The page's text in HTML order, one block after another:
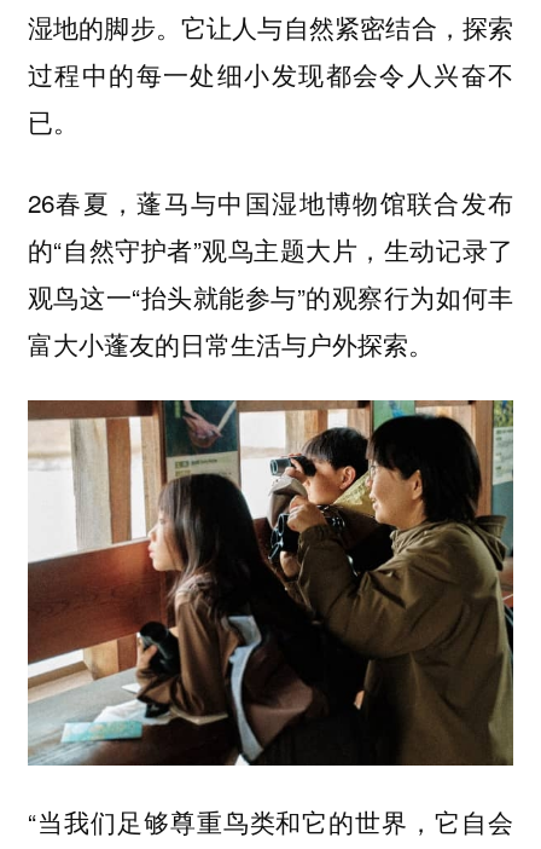
湿地的脚步。它让人与自然紧密结合，探索
过程中的每一处细小发现都会令人兴奋不
已。
26春夏，蓬马与中国湿地博物馆联合发布
的“自然守护者”观鸟主题大片，生动记录了
观鸟这一“抬头就能参与”的观察行为如何丰
富大小蓬友的日常生活与户外探索。
“当我们足够尊重鸟类和它的世界，它自会